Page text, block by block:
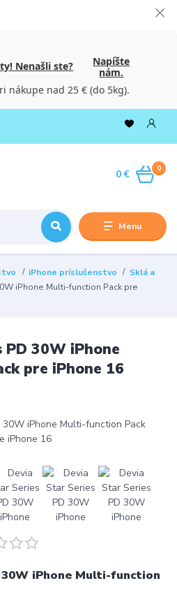
Nenašli ste?
Napíšte
nám.
nákupe nad 25 € (do 5kg).
Menu
0
0 €
iPhone príslušenstvo
Sklá a
iPhone Multi-function Pack pre
30W iPhone
pre iPhone 16
iPhone Multi-function